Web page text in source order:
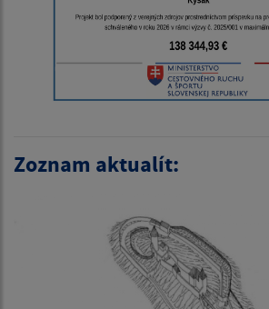
Zoznam aktualít: